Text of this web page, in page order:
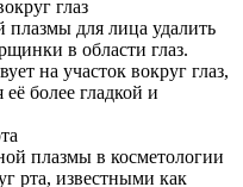
глаз
для лица удалить
в области глаз.
на участок вокруг глаз,
более гладкой и
плазмы в косметологии
рта, известными как